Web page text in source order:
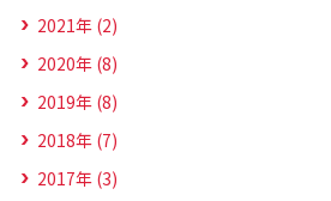
2021年 (2)
2020年 (8)
2019年 (8)
2018年 (7)
2017年 (3)